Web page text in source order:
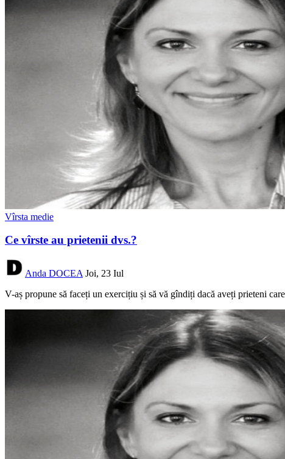
Vîrsta medie
Ce vîrste au prietenii dvs.?
Anda DOCEA Joi, 23 Iul
V-aș propune să faceți un exercițiu și să vă gîndiți dacă aveți prieteni